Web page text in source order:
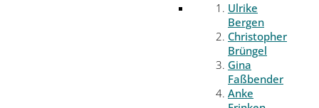
Ulrike
Bergen
Christopher
Brüngel
Gina
Faßbender
Anke